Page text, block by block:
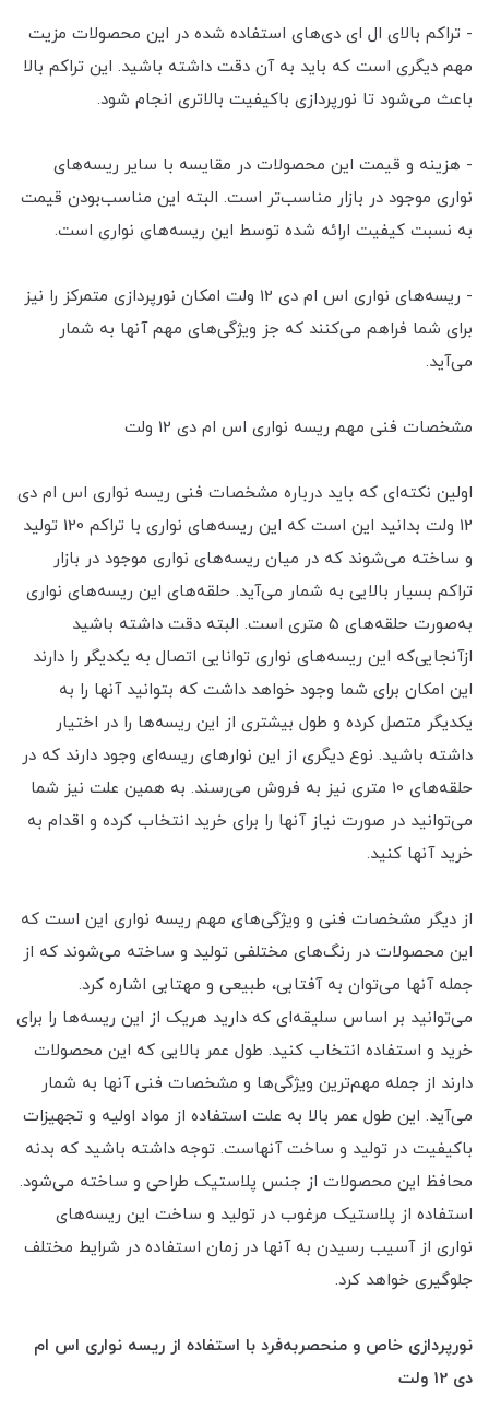
- تراکم بالای ال ای دی‌های استفاده شده در این محصولات مزیت
مهم دیگری است که باید به آن دقت داشته باشید. این تراکم بالا
باعث می‌شود تا نورپردازی باکیفیت بالاتری انجام شود.
- هزینه و قیمت این محصولات در مقایسه با سایر ریسه‌های
نواری موجود در بازار مناسب‌تر است. البته این مناسب‌بودن قیمت
به نسبت کیفیت ارائه شده توسط این ریسه‌های نواری است.
- ریسه‌های نواری اس ام دی 12 ولت امکان نورپردازی متمرکز را نیز
برای شما فراهم می‌کنند که جز ویژگی‌های مهم آنها به شمار
می‌آید.
مشخصات فنی مهم ریسه نواری اس ام دی 12 ولت
اولین نکته‌ای که باید درباره مشخصات فنی ریسه نواری اس ام دی
12 ولت بدانید این است که این ریسه‌های نواری با تراکم 120 تولید
و ساخته می‌شوند که در میان ریسه‌های نواری موجود در بازار
تراکم بسیار بالایی به شمار می‌آید. حلقه‌های این ریسه‌های نواری
به‌صورت حلقه‌های 5 متری است. البته دقت داشته باشید
ازآنجایی‌که این ریسه‌های نواری توانایی اتصال به یکدیگر را دارند
این امکان برای شما وجود خواهد داشت که بتوانید آنها را به
یکدیگر متصل کرده و طول بیشتری از این ریسه‌ها را در اختیار
داشته باشید. نوع دیگری از این نوارهای ریسه‌ای وجود دارند که در
حلقه‌های 10 متری نیز به فروش می‌رسند. به همین علت نیز شما
می‌توانید در صورت نیاز آنها را برای خرید انتخاب کرده و اقدام به
خرید آنها کنید.
از دیگر مشخصات فنی و ویژگی‌های مهم ریسه نواری این است که
این محصولات در رنگ‌های مختلفی تولید و ساخته می‌شوند که از
جمله آنها می‌توان به آفتابی، طبیعی و مهتابی اشاره کرد.
می‌توانید بر اساس سلیقه‌ای که دارید هریک از این ریسه‌ها را برای
خرید و استفاده انتخاب کنید. طول عمر بالایی که این محصولات
دارند از جمله مهم‌ترین ویژگی‌ها و مشخصات فنی آنها به شمار
می‌آید. این طول عمر بالا به علت استفاده از مواد اولیه و تجهیزات
باکیفیت در تولید و ساخت آنهاست. توجه داشته باشید که بدنه
محافظ این محصولات از جنس پلاستیک طراحی و ساخته می‌شود.
استفاده از پلاستیک مرغوب در تولید و ساخت این ریسه‌های
نواری از آسیب رسیدن به آنها در زمان استفاده در شرایط مختلف
جلوگیری خواهد کرد.
نورپردازی خاص و منحصربه‌فرد با استفاده از ریسه نواری اس ام
دی 12 ولت